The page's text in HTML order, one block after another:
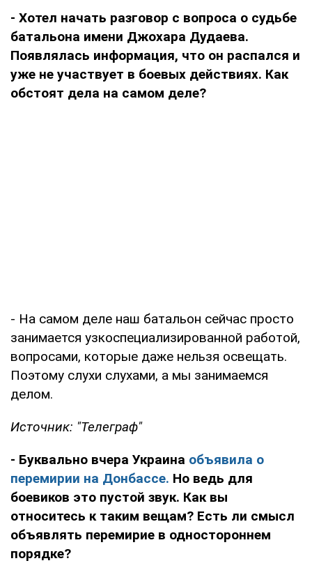
- Хотел начать разговор с вопроса о судьбе
батальона имени Джохара Дудаева.
Появлялась информация, что он распался и
уже не участвует в боевых действиях. Как
обстоят дела на самом деле?
- На самом деле наш батальон сейчас просто
занимается узкоспециализированной работой,
вопросами, которые даже нельзя освещать.
Поэтому слухи слухами, а мы занимаемся
делом.
Источник: "Телеграф"
- Буквально вчера Украина объявила о
перемирии на Донбассе. Но ведь для
боевиков это пустой звук. Как вы
относитесь к таким вещам? Есть ли смысл
объявлять перемирие в одностороннем
порядке?